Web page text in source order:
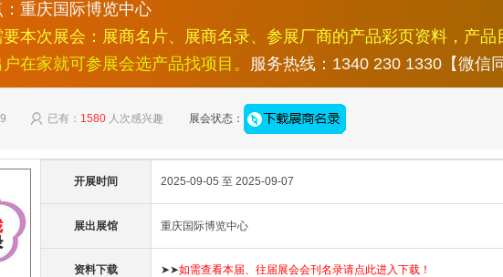
：重庆国际博览中心
本次展会：展商名片、展商名录、参展厂商的产品彩页资料，产品
在家就可参展会选产品找项目。 服务热线：1340 230 1330【微信
已有： 1580 人次感兴趣 展会状态：
开展时间 2025-09-05 至 2025-09-07
展出展馆 重庆国际博览中心
资料下载 ➤➤如需查看本届、往届展会会刊名录请点此进入下载！